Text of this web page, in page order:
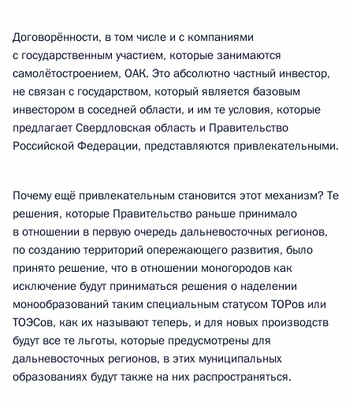
Договорённости, в том числе и с компаниями
с государственным участием, которые занимаются
самолётостроением, ОАК. Это абсолютно частный инвестор,
не связан с государством, который является базовым
инвестором в соседней области, и им те условия, которые
предлагает Свердловская область и Правительство
Российской Федерации, представляются привлекательными.
Почему ещё привлекательным становится этот механизм? Те
решения, которые Правительство раньше принимало
в отношении в первую очередь дальневосточных регионов,
по созданию территорий опережающего развития, было
принято решение, что в отношении моногородов как
исключение будут приниматься решения о наделении
монообразований таким специальным статусом ТОРов или
ТОЭСов, как их называют теперь, и для новых производств
будут все те льготы, которые предусмотрены для
дальневосточных регионов, в этих муниципальных
образованиях будут также на них распространяться.